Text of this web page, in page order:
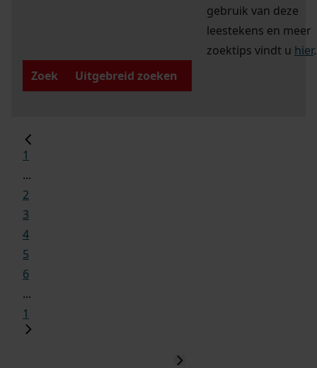
gebruik van deze
leestekens en meer
zoektips vindt u hier.
Zoek
Uitgebreid zoeken
1
...
2
3
4
5
6
...
1